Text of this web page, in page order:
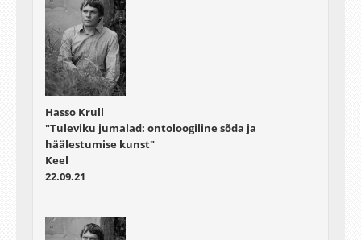
Hasso Krull
"Tuleviku jumalad: ontoloogiline sõda ja
häälestumise kunst"
Keel
22.09.21